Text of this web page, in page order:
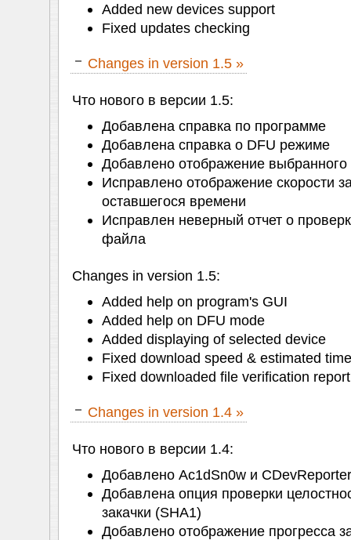
Added new devices support
Fixed updates checking
Changes in version 1.5 »
Что нового в версии 1.5:
Добавлена справка по программе
Добавлена справка о DFU режиме
Добавлено отображение выбранного
Исправлено отображение скорости
оставшегося времени
Исправлен неверный отчет о
файла
Changes in version 1.5:
Added help on program's GUI
Added help on DFU mode
Added displaying of selected device
Fixed download speed & estimated
Fixed downloaded file verification report
Changes in version 1.4 »
Что нового в версии 1.4:
Добавлено Ac1dSn0w и
Добавлена опция проверки
закачки (SHA1)
Добавлено отображение прогресса